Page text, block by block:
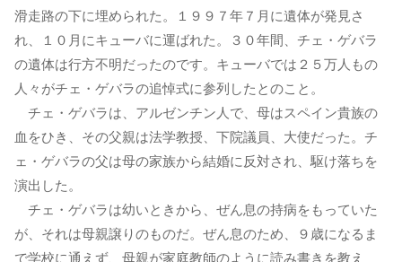
滑走路の下に埋められた。１９９７年７月に遺体が発見さ
れ、１０月にキューバに運ばれた。３０年間、チェ・ゲバラ
の遺体は行方不明だったのです。キューバでは２５万人もの
人々がチェ・ゲバラの追悼式に参列したとのこと。
チェ・ゲバラは、アルゼンチン人で、母はスペイン貴族の
血をひき、その父親は法学教授、下院議員、大使だった。チ
ェ・ゲバラの父は母の家族から結婚に反対され、駆け落ちを
演出した。
チェ・ゲバラは幼いときから、ぜん息の持病をもっていた
が、それは母親譲りのものだ。ぜん息のため、９歳になるま
で学校に通えず、母親が家庭教師のように読み書きを教え